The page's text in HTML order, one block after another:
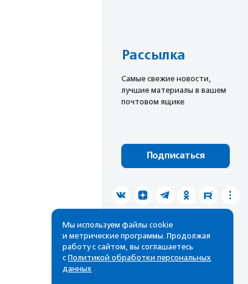
Рассылка
Cамые свежие новости,
лучшие материалы в вашем
почтовом ящике
Подписаться
Мы используем файлы cookie
и метрические программы. Продолжая
работу с сайтом, вы соглашаетесь
с Политикой обработки персональных
данных